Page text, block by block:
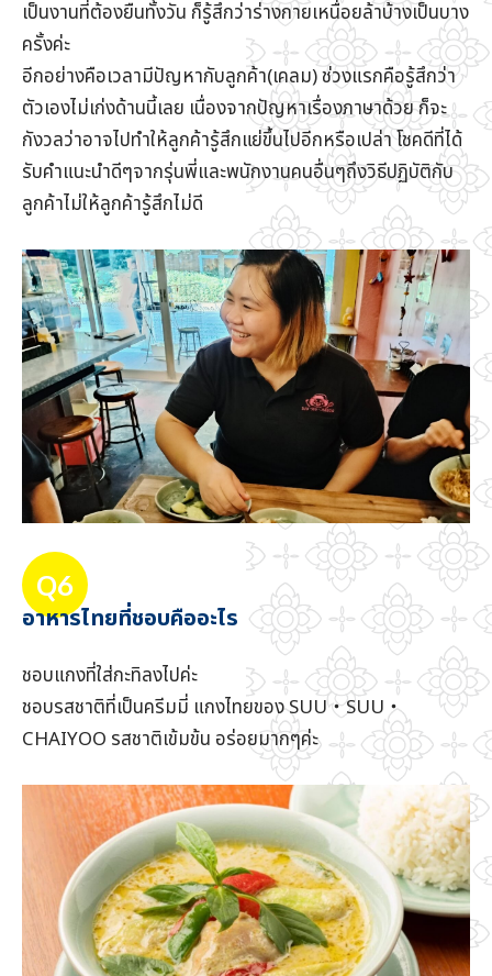
เป็นงานที่ต้องยืนทั้งวัน ก็รู้สึกว่าร่างกายเหนื่อยล้าบ้างเป็นบาง
ครั้งค่ะ
อีกอย่างคือเวลามีปัญหากับลูกค้า(เคลม) ช่วงแรกคือรู้สึกว่า
ตัวเองไม่เก่งด้านนี้เลย เนื่องจากปัญหาเรื่องภาษาด้วย ก็จะ
กังวลว่าอาจไปทำให้ลูกค้ารู้สึกแย่ขึ้นไปอีกหรือเปล่า โชคดีที่ได้
รับคำแนะนำดีๆจากรุ่นพี่และพนักงานคนอื่นๆถึงวิธีปฏิบัติกับ
ลูกค้าไม่ให้ลูกค้ารู้สึกไม่ดี
Q6
อาหารไทยที่ชอบคืออะไร
ชอบแกงที่ใส่กะทิลงไปค่ะ
ชอบรสชาติที่เป็นครีมมี่ แกงไทยของ SUU・SUU・
CHAIYOO รสชาติเข้มข้น อร่อยมากๆค่ะ